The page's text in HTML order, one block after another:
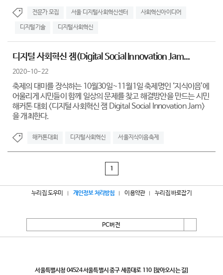
전문가 모집 서울 디지털사회혁신센터 사회혁신아이디어
디지털기술 디지털사회혁신
디지털 사회혁신 잼(Digital Social Innovation Jam...
2020-10-22
축제의 대미를 장식하는 10월30일~11월1일 축제명인 ‘지식이음’에
어울리게 시민들이 함께 일상의 문제를 찾고 해결방안을 만드는 시민
해커톤 대회 <디지털 사회혁신 잼 Digital Social Innovation Jam>
을 개최한다.
해커톤대회 디지털사회혁신 서울지식이음축제
1
누리집 도우미 개인정보 처리방침 이용약관 누리집 바로잡기
PC버전
서울특별시청 04524 서울특별시 중구 세종대로 110 [찾아오시는 길]